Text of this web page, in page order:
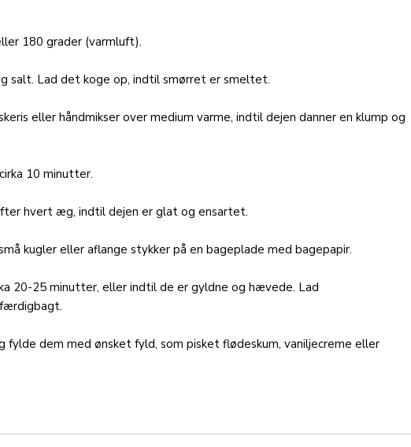
180 grader (varmluft).
salt. Lad det koge op, indtil smørret er smeltet.
eller håndmikser over medium varme, indtil dejen danner en klump og
10 minutter.
hvert æg, indtil dejen er glat og ensartet.
kugler eller aflange stykker på en bageplade med bagepapir.
20-25 minutter, eller indtil de er gyldne og hævede. Lad
dem med ønsket fyld, som pisket flødeskum, vaniljecreme eller